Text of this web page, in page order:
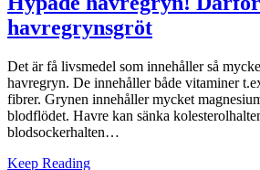
havregrynsgröt
Det är få livsmedel som innehåller så
havregryn. De innehåller både vitaminer
fibrer. Grynen innehåller mycket
blodflödet. Havre kan sänka
blodsockerhalten…
Keep Reading